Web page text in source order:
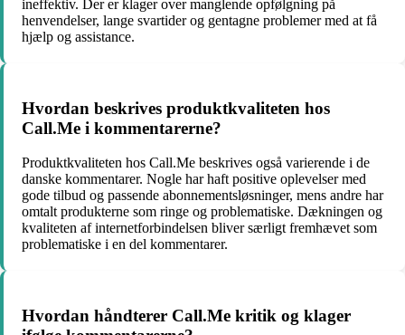
ineffektiv. Der er klager over manglende opfølgning på
henvendelser, lange svartider og gentagne problemer med at få
hjælp og assistance.
Hvordan beskrives produktkvaliteten hos
Call.Me i kommentarerne?
Produktkvaliteten hos Call.Me beskrives også varierende i de
danske kommentarer. Nogle har haft positive oplevelser med
gode tilbud og passende abonnementsløsninger, mens andre har
omtalt produkterne som ringe og problematiske. Dækningen og
kvaliteten af internetforbindelsen bliver særligt fremhævet som
problematiske i en del kommentarer.
Hvordan håndterer Call.Me kritik og klager